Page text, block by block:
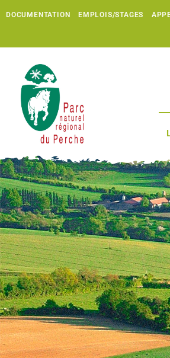
DOCUMENTATION EMPLOIS/STAGES